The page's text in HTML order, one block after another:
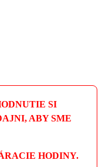
SI
ABY SME
HODINY.